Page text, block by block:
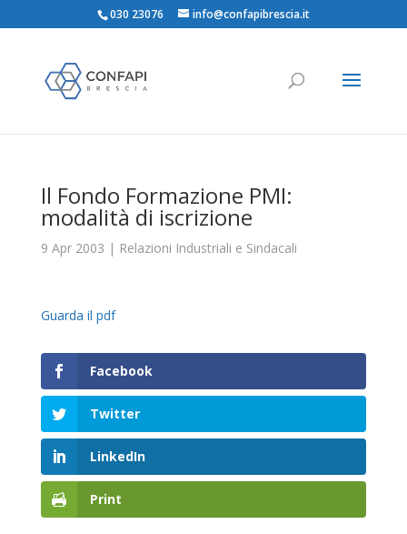
030 23076 info@confapibrescia.it
Il Fondo Formazione PMI:
modalità di iscrizione
9 Apr 2003 | Relazioni Industriali e Sindacali
Guarda il pdf
Facebook
Twitter
LinkedIn
Print